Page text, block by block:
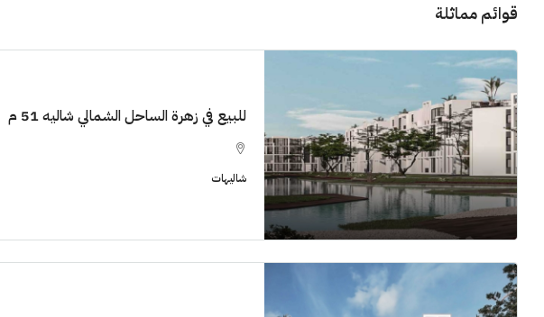
قوائم مماثلة
للبيع في زهرة الساحل الشمالي شاليه 51 م
شاليهات